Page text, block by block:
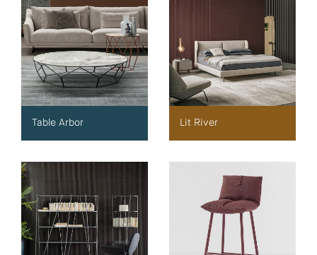
Table Arbor Lit River